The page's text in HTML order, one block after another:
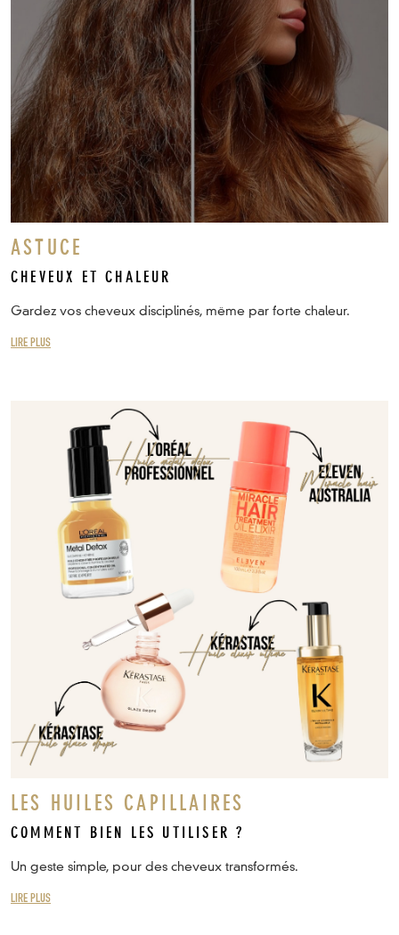
ASTUCE
CHEVEUX ET CHALEUR
Gardez vos cheveux disciplinés, même par forte chaleur.
LIRE PLUS
LES HUILES CAPILLAIRES
COMMENT BIEN LES UTILISER ?
Un geste simple, pour des cheveux transformés.
LIRE PLUS